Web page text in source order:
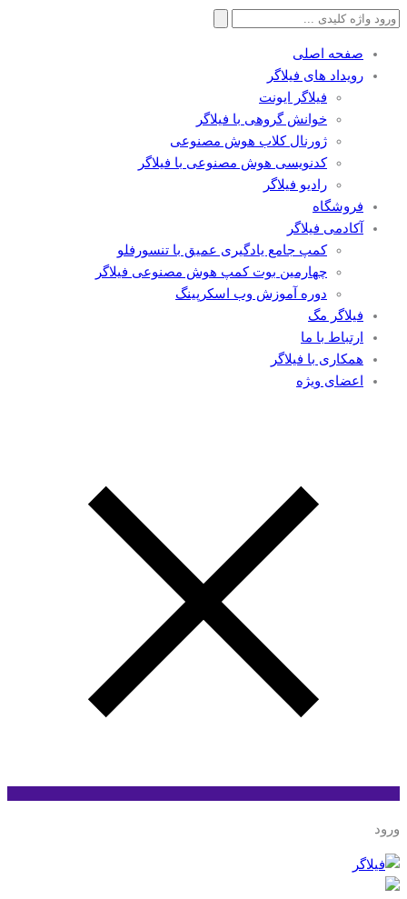
جستجو
صفحه اصلی
رویداد های فیلاگر
فیلاگر ایونت
خوانش گروهی با فیلاگر
ژورنال کلاب هوش مصنوعی
کدنویسی هوش مصنوعی با فیلاگر
رادیو فیلاگر
فروشگاه
آکادمی فیلاگر
کمپ جامع یادگیری عمیق با تنسورفلو
چهارمین بوت کمپ هوش مصنوعی فیلاگر
دوره آموزش وب اسکرپینگ
فیلاگر مگ
ارتباط با ما
همکاری با فیلاگر
اعضای ویژه
ورود